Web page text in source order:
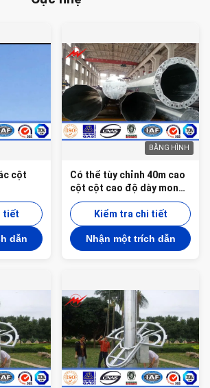
cột
tiết
dẫn
BĂNG HÌNH
Có thể tùy chỉnh 40m cao
cột cột cao độ dày mong
muốn phần riêng lẻ chiều
dài và hình dạng cho hiệu
suất tối ưu
Kiểm tra chi tiết
Nhận một trích dẫn